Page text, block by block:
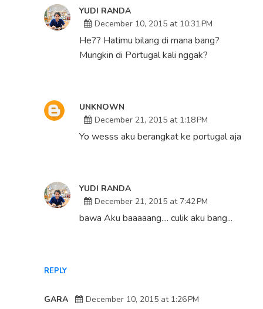
REPLY
YUDI RANDA
December 10, 2015 at 10:31 PM
He?? Hatimu bilang di mana bang?
Mungkin di Portugal kali nggak?
UNKNOWN
December 21, 2015 at 1:18 PM
Yo wesss aku berangkat ke portugal aja
YUDI RANDA
December 21, 2015 at 7:42 PM
bawa Aku baaaaang.... culik aku bang...
GARA December 10, 2015 at 1:26 PM